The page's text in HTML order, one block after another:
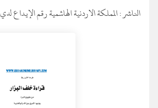
الناشر :المملكة الاردنية الهاشمية رقم الإيداع